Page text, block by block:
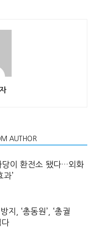
AUTHOR
당이 환전소 됐다…외화
과’
지, ‘총동원’, ‘총궐
다